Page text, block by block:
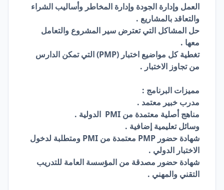
العمل وإدارة الجودة وإدارة المخاطر وأساليب الشراء
والتعاقد بالمشاريع .
حل المشاكل التي تعترض سير المشروع والتعامل
معها .
تغطية كل مواضيع اختبار (PMP) التي تمكن الدارس
من تجاوز الاختبار .
مميزات البرنامج :
مدرب خبير معتمد .
مناهج أصلية معتمدة من PMI الدولية .
وسائل تعليمية إضافية .
شهادة حضور PMP معتمدة من PMI ومتطلبة لدخول
الاختبار الدولي .
شهادة حضور مصدقة من المؤسسة العامة للتدريب
التقني والمهني .